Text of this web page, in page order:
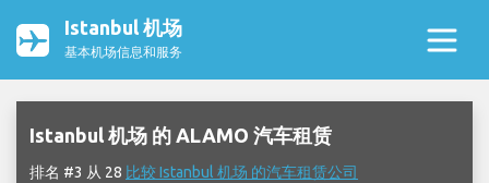
Istanbul 机场
基本机场信息和服务
Istanbul 机场 的 ALAMO 汽车租赁
排名 #3 从 28 比较 Istanbul 机场 的汽车租赁公司